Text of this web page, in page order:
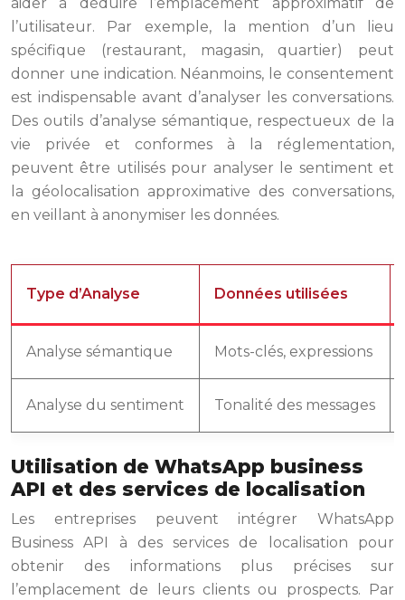
aider à déduire l’emplacement approximatif de
l’utilisateur. Par exemple, la mention d’un lieu
spécifique (restaurant, magasin, quartier) peut
donner une indication. Néanmoins, le consentement
est indispensable avant d’analyser les conversations.
Des outils d’analyse sémantique, respectueux de la
vie privée et conformes à la réglementation,
peuvent être utilisés pour analyser le sentiment et
la géolocalisation approximative des conversations,
en veillant à anonymiser les données.
Type d’Analyse Données utilisées
Analyse sémantique Mots-clés, expressions
Analyse du sentiment Tonalité des messages
Utilisation de WhatsApp business
API et des services de localisation
Les entreprises peuvent intégrer WhatsApp
Business API à des services de localisation pour
obtenir des informations plus précises sur
l’emplacement de leurs clients ou prospects. Par